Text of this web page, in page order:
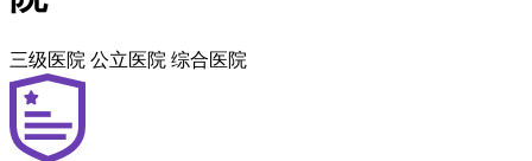
三级医院 公立医院 综合医院